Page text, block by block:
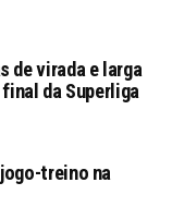
de virada e larga
da Superliga
treino na